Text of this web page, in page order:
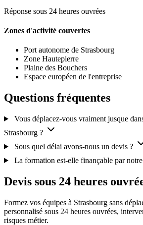
Réponse sous 24 heures ouvrées
Zones d'activité couvertes
Port autonome de Strasbourg
Zone Hautepierre
Plaine des Bouchers
Espace européen de l'entreprise
Questions fréquentes
Vous déplacez-vous vraiment jusque
Strasbourg ?
Sous quel délai avons-nous un devis ?
La formation est-elle finançable par
Devis sous 24 heures
Formez vos équipes à Strasbourg sans
personnalisé sous 24 heures ouvrées,
risques métier.